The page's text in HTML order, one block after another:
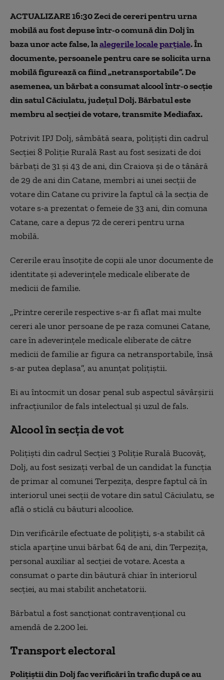
ACTUALIZARE 16:30 Zeci de cereri pentru urna
mobilă au fost depuse într-o comună din Dolj în
baza unor acte false, laalegerile locale parțiale. În
documente, persoanele pentru care se solicita urna
mobilă figurează ca fiind „netransportabile”. De
asemenea, un bărbat a consumat alcool într-o secție
din satul Căciulatu, județul Dolj. Bărbatul este
membru al secției de votare, transmite Mediafax.
Potrivit IPJ Dolj, sâmbătă seara, poliţişti din cadrul
Secţiei 8 Poliţie Rurală Rast au fost sesizati de doi
bărbaţi de 31 şi 43 de ani, din Craiova şi de o tânără
de 29 de ani din Catane, membri ai unei secții de
votare din Catane cu privire la faptul că la secția de
votare s-a prezentat o femeie de 33 ani, din comuna
Catane, care a depus 72 de cereri pentru urna
mobilă.
Cererile erau însoțite de copii ale unor documente de
identitate şi adeverințele medicale eliberate de
medicii de familie.
„Printre cererile respective s-ar fi aflat mai multe
cereri ale unor persoane de pe raza comunei Catane,
care în adeverinţele medicale eliberate de către
medicii de familie ar figura ca netransportabile, însă
s-ar putea deplasa”, au anunțat polițiștii.
Ei au întocmit un dosar penal sub aspectul săvârşirii
infracțiunilor de fals intelectual şi uzul de fals.
Alcool în secția de vot
Poliţişti din cadrul Secţiei 3 Poliţie Rurală Bucovăț,
Dolj, au fost sesizați verbal de un candidat la funcţia
de primar al comunei Terpeziţa, despre faptul că în
interiorul unei secții de votare din satul Căciulatu, se
află o sticlă cu băuturi alcoolice.
Din verificările efectuate de poliţişti, s-a stabilit că
sticla aparţine unui bărbat 64 de ani, din Terpeziţa,
personal auxiliar al secţiei de votare. Acesta a
consumat o parte din băutură chiar în interiorul
secției, au mai stabilit anchetatorii.
Bărbatul a fost sancționat contravențional cu
amendă de 2.200 lei.
Transport electoral
Polițiștii din Dolj fac verificări în trafic după ce au